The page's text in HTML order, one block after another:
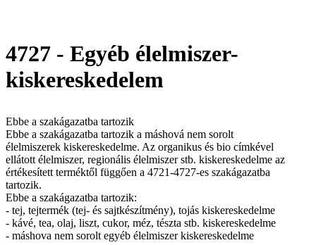
4727 - Egyéb élelmiszer-
kiskereskedelem
Ebbe a szakágazatba tartozik
Ebbe a szakágazatba tartozik a máshová nem sorolt
élelmiszerek kiskereskedelme. Az organikus és bio címkével
ellátott élelmiszer, regionális élelmiszer stb. kiskereskedelme az
értékesített terméktől függően a 4721-4727-es szakágazatba
tartozik.
Ebbe a szakágazatba tartozik:
- tej, tejtermék (tej- és sajtkészítmény), tojás kiskereskedelme
- kávé, tea, olaj, liszt, cukor, méz, tészta stb. kiskereskedelme
- máshova nem sorolt egyéb élelmiszer kiskereskedelme